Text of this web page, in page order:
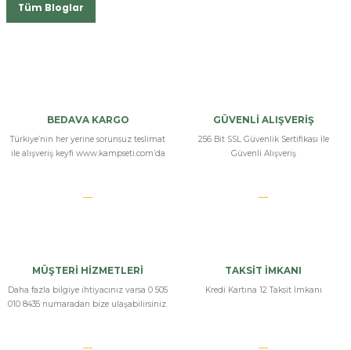
Tüm Bloglar
BEDAVA KARGO
Türkiye’nin her yerine sorunsuz teslimat
ile alışveriş keyfi www.kampseti.com’da
GÜVENLİ ALIŞVERİŞ
256 Bit SSL Güvenlik Sertifikası İle
Güvenli Alışveriş
MÜŞTERİ HİZMETLERİ
Daha fazla bilgiye ihtiyacınız varsa 0 505
010 8435 numaradan bize ulaşabilirsiniz.
TAKSİT İMKANI
Kredi Kartına 12 Taksit İmkanı